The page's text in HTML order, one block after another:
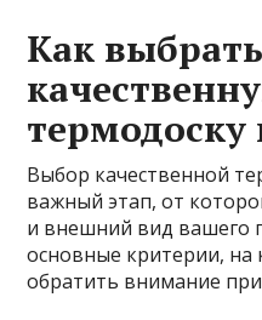
Как выбрать
термодоску
Выбор качественной
важный этап, от
и внешний вид вашего
основные критерии, на
обратить внимание